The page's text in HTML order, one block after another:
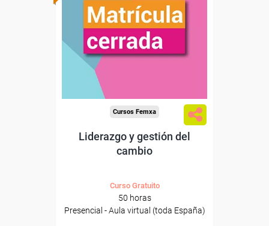
Cursos Femxa
Liderazgo y gestión del
cambio
Curso Gratuito
50 horas
Presencial - Aula virtual (toda España)